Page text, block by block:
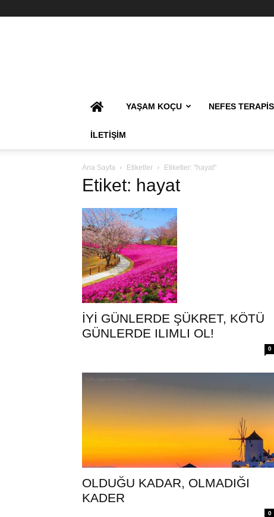
YAŞAM KOÇU NEFES
İLETIŞIM
Ana Sayfa Etiketler Etiketler: "hayat"
Etiket: hayat
İYİ GÜNLERDE ŞÜKRET, KÖTÜ
GÜNLERDE ILIMLI OL!
0
OLDUĞU KADAR, OLMADIĞI
KADER
0